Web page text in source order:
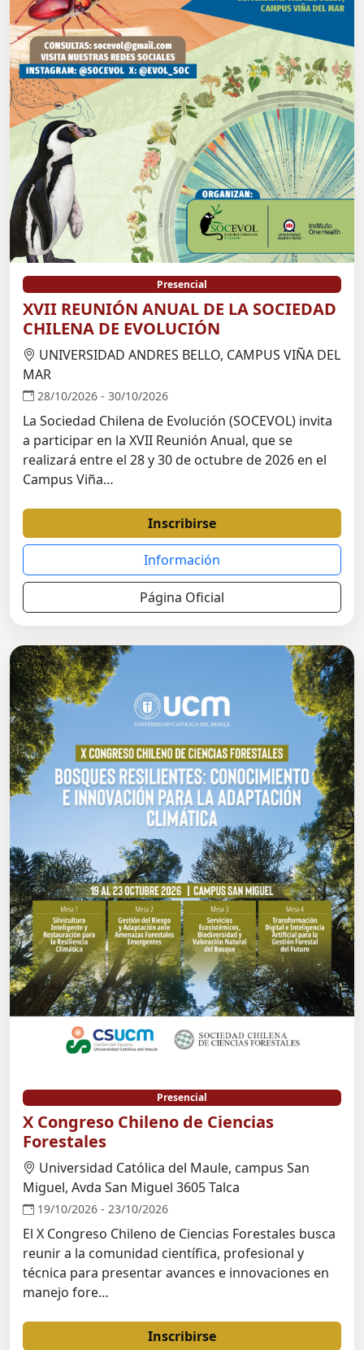
Presencial
XVII REUNIÓN ANUAL DE LA SOCIEDAD
CHILENA DE EVOLUCIÓN
UNIVERSIDAD ANDRES BELLO, CAMPUS VIÑA DEL
MAR
28/10/2026 - 30/10/2026
La Sociedad Chilena de Evolución (SOCEVOL) invita
a participar en la XVII Reunión Anual, que se
realizará entre el 28 y 30 de octubre de 2026 en el
Campus Viña…
Inscribirse
Información
Página Oficial
Presencial
X Congreso Chileno de Ciencias
Forestales
Universidad Católica del Maule, campus San
Miguel, Avda San Miguel 3605 Talca
19/10/2026 - 23/10/2026
El X Congreso Chileno de Ciencias Forestales busca
reunir a la comunidad científica, profesional y
técnica para presentar avances e innovaciones en
manejo fore…
Inscribirse